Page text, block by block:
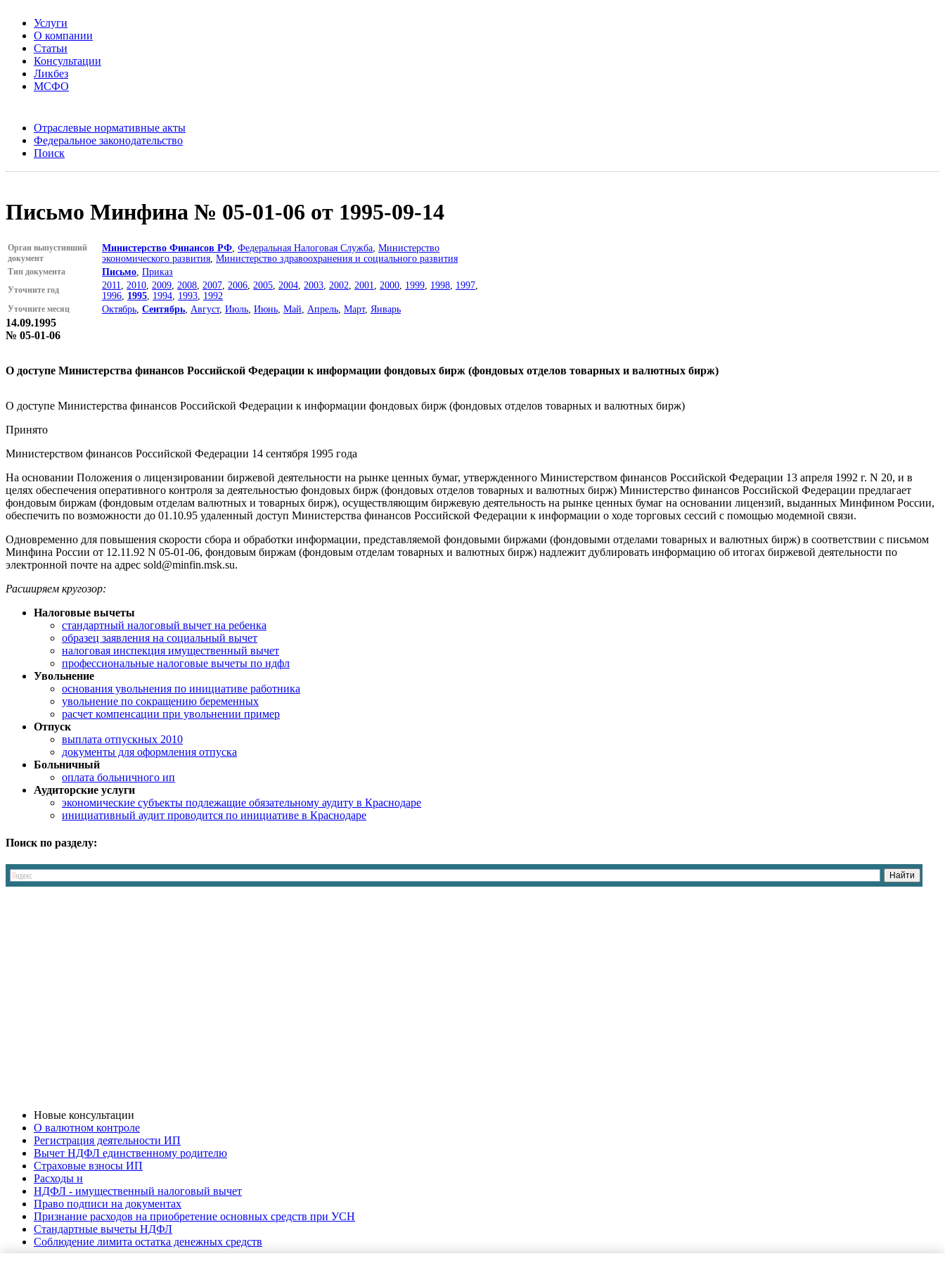
Услуги
О компании
Статьи
Консультации
Ликбез
МСФО
Отраслевые нормативные акты
Федеральное законодательство
Поиск
Письмо Минфина № 05-01-06 от 1995-09-14
Орган выпустивший
документ
Министерство Финансов РФ Федеральная Налоговая Служба Министерство
экономического развития Министерство здравоохранения и социального развития
Тип документа Письмо Приказ
Уточните год 2011 2010 2009 2008 2007 2006 2005 2004 2003 2002 2001 2000 1999 1998 1997
1996 1995 1994 1993 1992
Уточните месяц Октябрь Сентябрь Август, Июль Июнь Май Апрель Март, Январь
14.09.1995
№ 05-01-06
О доступе Министерства финансов Российской Федерации к информации фондовых бирж (фондовых отделов товарных и валютных бирж)
О доступе Министерства финансов Российской Федерации к информации фондовых бирж (фондовых отделов товарных и валютных бирж)
Принято
Министерством финансов Российской Федерации 14 сентября 1995 года
На основании Положения о лицензировании биржевой деятельности на рынке ценных бумаг, утвержденного Министерством финансов Российской Федерации 13 апреля 1992 г. N 20, и в
целях обеспечения оперативного контроля за деятельностью фондовых бирж (фондовых отделов товарных и валютных бирж) Министерство финансов Российской Федерации предлагает
фондовым биржам (фондовым отделам валютных и товарных бирж), осуществляющим биржевую деятельность на рынке ценных бумаг на основании лицензий, выданных Минфином России,
обеспечить по возможности до 01.10.95 удаленный доступ Министерства финансов Российской Федерации к информации о ходе торговых сессий с помощью модемной связи.
Одновременно для повышения скорости сбора и обработки информации, представляемой фондовыми биржами (фондовыми отделами товарных и валютных бирж) в соответствии с письмом
Минфина России от 12.11.92 N 05-01-06, фондовым биржам (фондовым отделам товарных и валютных бирж) надлежит дублировать информацию об итогах биржевой деятельности по
электронной почте на адрес sold@minfin.msk.su.
Расширяем кругозор:
Налоговые вычеты
стандартный налоговый вычет на ребенка
образец заявления на социальный вычет
налоговая инспекция имущественный вычет
профессиональные налоговые вычеты по ндфл
Увольнение
основания увольнения по инициативе работника
увольнение по сокращению беременных
расчет компенсации при увольнении пример
Отпуск
выплата отпускных 2010
документы для оформления отпуска
Больничный
оплата больничного ип
Аудиторские услуги
экономические субъекты подлежащие обязательному аудиту в Краснодаре
инициативный аудит проводится по инициативе в Краснодаре
Поиск по разделу:
Новые консультации
О валютном контроле
Регистрация деятельности ИП
Вычет НДФЛ единственному родителю
Страховые взносы ИП
Расходы н
НДФЛ - имущественный налоговый вычет
Право подписи на документах
Признание расходов на приобретение основных средств при УСН
Стандартные вычеты НДФЛ
Соблюдение лимита остатка денежных средств